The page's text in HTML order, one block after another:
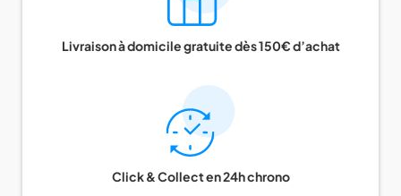
Livraison à domicile gratuite dès 150€ d’achat
Click & Collect en 24h chrono